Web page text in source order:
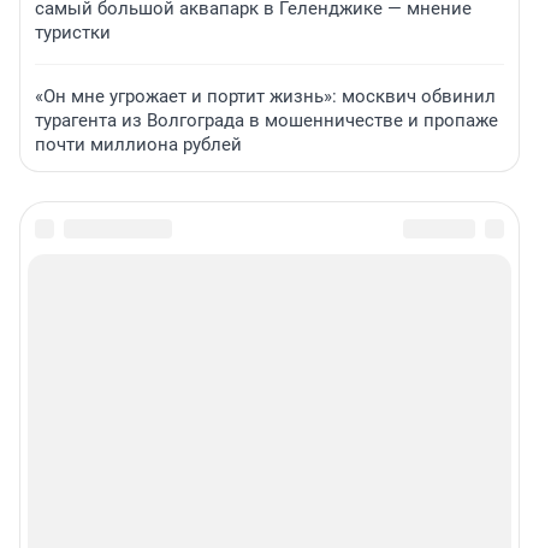
самый большой аквапарк в Геленджике — мнение
туристки
«Он мне угрожает и портит жизнь»: москвич обвинил
турагента из Волгограда в мошенничестве и пропаже
почти миллиона рублей